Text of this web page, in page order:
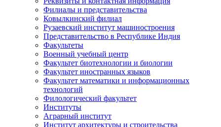
Филиалы и представительства
Ковылкинский филиал
Рузаевский институт машиностроения
Представительство в Республике Индия
Факультеты
Военный учебный центр
Факультет биотехнологии и биологии
Факультет иностранных языков
Факультет математики и информационных
технологий
Филологический факультет
Институты
Аграрный институт
Институт архитектуры и строительства